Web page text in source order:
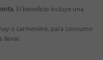
. El beneficio incluye una
o carmenère, para consumo
llevar.